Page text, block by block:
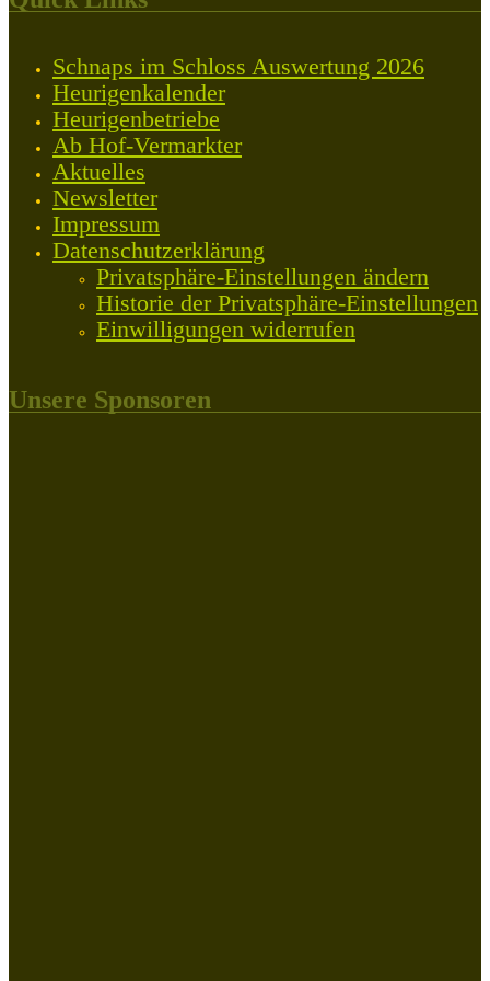
Schnaps im Schloss Auswertung 2026
Heurigenkalender
Heurigenbetriebe
Ab Hof-Vermarkter
Aktuelles
Newsletter
Impressum
Datenschutzerklärung
Privatsphäre-Einstellungen ändern
Historie der Privatsphäre-Einstellungen
Einwilligungen widerrufen
Unsere Sponsoren